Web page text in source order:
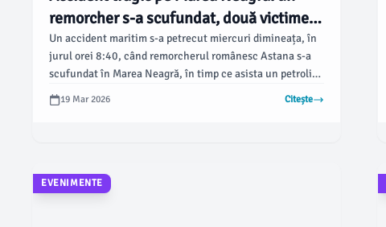
remorcher s-a scufundat, două victime
confirmate
Un accident maritim s-a petrecut miercuri dimineața, în
jurul orei 8:40, când remorcherul românesc Astana s-a
scufundat în Marea Neagră, în timp ce asista un petrolier
sub pavilionul Insulelor Marshall. Incidentul s-a
desfășurat la aproximativ 8 kilometri de portul Midia, iar
19 Mar 2026 Citește
EVENIMENTE